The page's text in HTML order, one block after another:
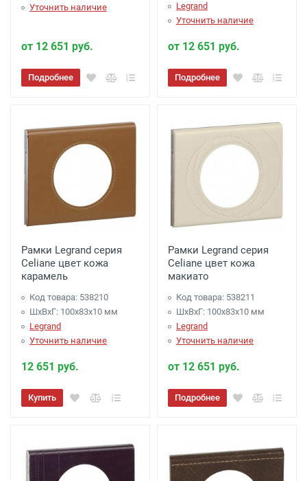
Уточнить наличие
от 12 651 руб.
Подробнее
Legrand
Уточнить наличие
от 12 651 руб.
Подробнее
Рамки Legrand серия
Celiane цвет кожа
карамель
Код товара: 538210
ШхВхГ: 100x83x10 мм
Legrand
Уточнить наличие
12 651 руб.
Купить
Рамки Legrand серия
Celiane цвет кожа
макиато
Код товара: 538211
ШхВхГ: 100x83x10 мм
Legrand
Уточнить наличие
от 12 651 руб.
Подробнее